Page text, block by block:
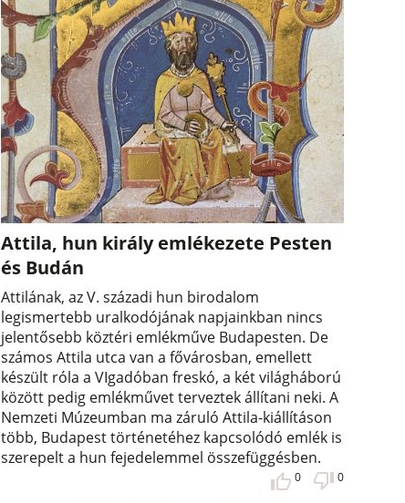
Attila, hun király emlékezete Pesten
és Budán
Attilának, az V. századi hun birodalom
legismertebb uralkodójának napjainkban nincs
jelentősebb köztéri emlékműve Budapesten. De
számos Attila utca van a fővárosban, emellett
készült róla a VIgadóban freskó, a két világháború
között pedig emlékművet terveztek állítani neki. A
Nemzeti Múzeumban ma záruló Attila-kiállításon
több, Budapest történetéhez kapcsolódó emlék is
szerepelt a hun fejedelemmel összefüggésben.
0 0